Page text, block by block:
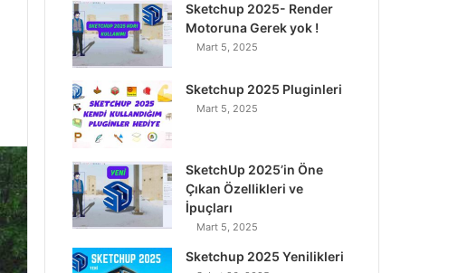
Sketchup 2025- Render
Motoruna Gerek yok !
Mart 5, 2025
Sketchup 2025 Pluginleri
Mart 5, 2025
SketchUp 2025’in Öne
Çıkan Özellikleri ve
İpuçları
Mart 5, 2025
Sketchup 2025 Yenilikleri